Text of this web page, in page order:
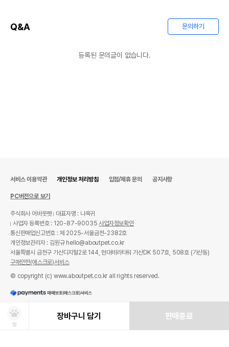
Q&A 문의하기
등록된 문의글이 없습니다.
찜
장바구니 담기 판매종료
서비스 이용약관 개인정보 처리방침 입점/제휴 문의 공지사항
PC버전으로 보기
주식회사 어바웃펫
대표자명 : 나옥귀
사업자 등록번호 : 120-87-90035사업자정보확인
통신판매업신고번호 : 제 2025-서울금천-2382호
개인정보관리자 : 김원규 hello@aboutpet.co.kr
서울특별시 금천구 가산디지털2로 144, 현대테라타워 가산DK 507호, 508호 (가산동)
구매안전(에스크로)서비스
© copyright (c) www.aboutpet.co.kr all rights reserved.